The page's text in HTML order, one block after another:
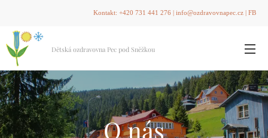
Kontakt: +420 731 441 276 | info@ozdravovnapec.cz | FB
Dětská ozdravovna Pec pod Sněžkou
O nás